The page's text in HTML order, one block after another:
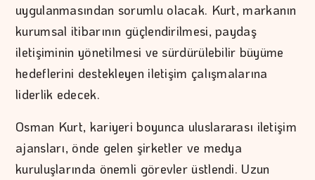
uygulanmasından sorumlu olacak. Kurt, markanın
kurumsal itibarının güçlendirilmesi, paydaş
iletişiminin yönetilmesi ve sürdürülebilir büyüme
hedeflerini destekleyen iletişim çalışmalarına
liderlik edecek.
Osman Kurt, kariyeri boyunca uluslararası iletişim
ajansları, önde gelen şirketler ve medya
kuruluşlarında önemli görevler üstlendi. Uzun